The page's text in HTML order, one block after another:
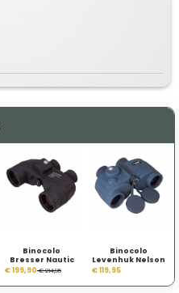
Binocolo
Bresser Nautic
7x50 WD
€ 199,90€ 214,95
Binocolo
Levenhuk Nelson
8x30
€ 119,95